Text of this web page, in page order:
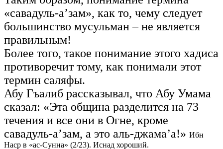
«савадуль-а’зам», как то, чему следует
большинство мусульман – не является
правильным!
Более того, такое понимание этого хадиса
противоречит тому, как понимали этот
термин саляфы.
Абу Гъалиб рассказывал, что Абу Умама
сказал: «Эта община разделится на 73
течения и все они в Огне, кроме
савадуль-а’зам, а это аль-джама’а!» Ибн
Наср в «ас-Сунна» (2/23). Иснад хороший.